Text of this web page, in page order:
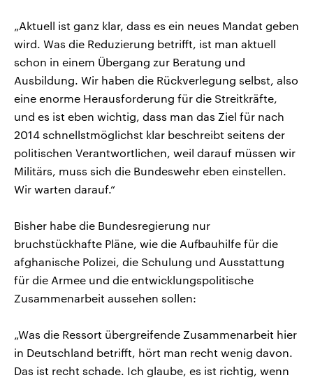
„Aktuell ist ganz klar, dass es ein neues Mandat geben
wird. Was die Reduzierung betrifft, ist man aktuell
schon in einem Übergang zur Beratung und
Ausbildung. Wir haben die Rückverlegung selbst, also
eine enorme Herausforderung für die Streitkräfte,
und es ist eben wichtig, dass man das Ziel für nach
2014 schnellstmöglichst klar beschreibt seitens der
politischen Verantwortlichen, weil darauf müssen wir
Militärs, muss sich die Bundeswehr eben einstellen.
Wir warten darauf.“
Bisher habe die Bundesregierung nur
bruchstückhafte Pläne, wie die Aufbauhilfe für die
afghanische Polizei, die Schulung und Ausstattung
für die Armee und die entwicklungspolitische
Zusammenarbeit aussehen sollen:
„Was die Ressort übergreifende Zusammenarbeit hier
in Deutschland betrifft, hört man recht wenig davon.
Das ist recht schade. Ich glaube, es ist richtig, wenn